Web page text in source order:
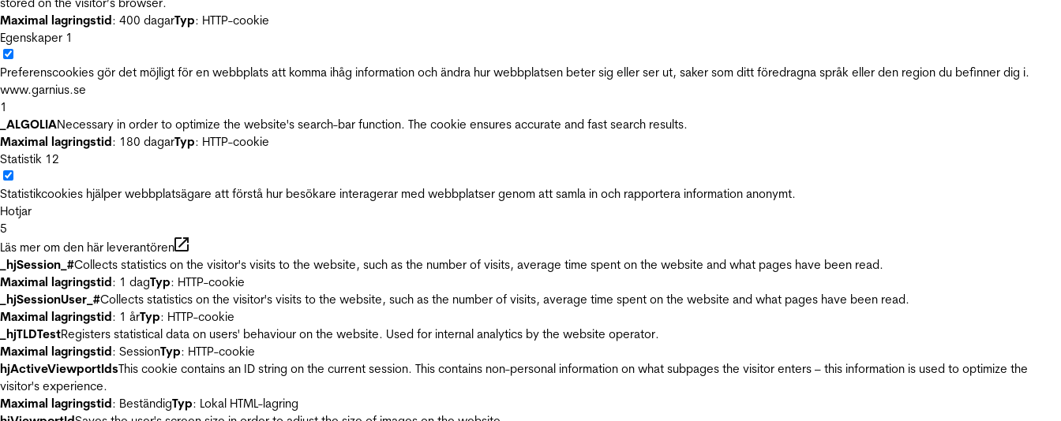
Maximal lagringstid: 400 dagarTyp: HTTP-cookie
Egenskaper 1
Preferenscookies gör det möjligt för en webbplats att komma ihåg information och ändra hur webbplatsen beter sig eller ser ut, saker som ditt föredragna språk eller den region du befinner dig i.
www.garnius.se
1
_ALGOLIANecessary in order to optimize the website's search-bar function. The cookie ensures accurate and fast search results.
Maximal lagringstid: 180 dagarTyp: HTTP-cookie
Statistik 12
Statistikcookies hjälper webbplatsägare att förstå hur besökare interagerar med webbplatser genom att samla in och rapportera information anonymt.
Hotjar
5
Läs mer om den här leverantören
_hjSession_#Collects statistics on the visitor's visits to the website, such as the number of visits, average time spent on the website and what pages have been read.
Maximal lagringstid: 1 dagTyp: HTTP-cookie
_hjSessionUser_#Collects statistics on the visitor's visits to the website, such as the number of visits, average time spent on the website and what pages have been read.
Maximal lagringstid: 1 årTyp: HTTP-cookie
_hjTLDTestRegisters statistical data on users' behaviour on the website. Used for internal analytics by the website operator.
Maximal lagringstid: SessionTyp: HTTP-cookie
hjActiveViewportIdsThis cookie contains an ID string on the current session. This contains non-personal information on what subpages the visitor enters – this information is used to optimize the
visitor's experience.
Maximal lagringstid: BeständigTyp: Lokal HTML-lagring